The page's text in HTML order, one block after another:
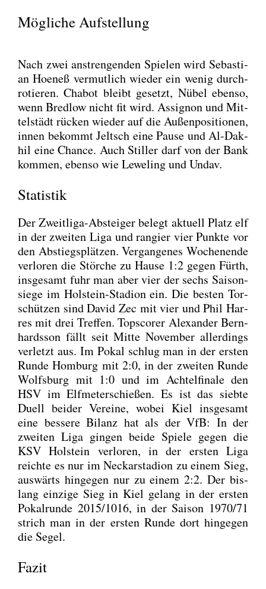
Mögliche Aufstellung
Nach zwei anstren­gen­den Spie­len wird Sebas­ti­
an Hoe­neß ver­mut­lich wie­der ein wenig durch­
ro­tie­ren. Cha­b­ot bleibt gesetzt, Nübel eben­so,
wenn Bred­low nicht fit wird. Assi­gnon und Mit­
tel­städt rücken wie­der auf die Außen­po­si­tio­nen,
innen bekommt Jeltsch eine Pau­se und Al-Dak­
hil eine Chan­ce. Auch Stil­ler darf von der Bank
kom­men, eben­so wie Lewe­ling und Undav.
Statistik
Der Zweit­li­ga-Abstei­ger belegt aktu­ell Platz elf
in der zwei­ten Liga und ran­gier vier Punk­te vor
den Abstiegs­plät­zen. Ver­gan­ge­nes Wochen­en­de
ver­lo­ren die Stör­che zu Hau­se 1:2 gegen Fürth,
ins­ge­samt fuhr man aber vier der sechs Sai­son­
sie­ge im Hol­stein-Sta­di­on ein. Die bes­ten Tor­
schüt­zen sind David Zec mit vier und Phil Har­
res mit drei Tref­fen. Tops­corer Alex­an­der Bern­
hards­son fällt seit Mit­te Novem­ber aller­dings
ver­letzt aus. Im Pokal schlug man in der ers­ten
Run­de Hom­burg mit 2:0, in der zwei­ten Run­de
Wolfs­burg mit 1:0 und im Ach­tel­fi­na­le den
HSV im Elf­me­ter­schie­ßen. Es ist das sieb­te
Duell bei­der Ver­ei­ne, wobei Kiel ins­ge­samt
eine bes­se­re Bilanz hat als der VfB: In der
zwei­ten Liga gin­gen bei­de Spie­le gegen die
KSV Hol­stein ver­lo­ren, in der ers­ten Liga
reich­te es nur im Neckar­sta­di­on zu einem Sieg,
aus­wärts hin­ge­gen nur zu einem 2:2. Der bis­
lang ein­zi­ge Sieg in Kiel gelang in der ers­ten
Pokal­run­de 2015/1016, in der Sai­son 1970/71
strich man in der ers­ten Run­de dort hin­ge­gen
die Segel.
Fazit